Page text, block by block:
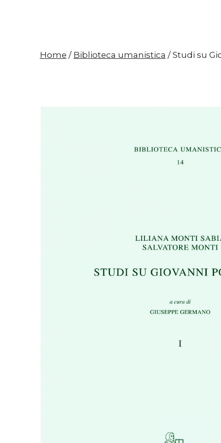
Home / Biblioteca umanistica / Studi su